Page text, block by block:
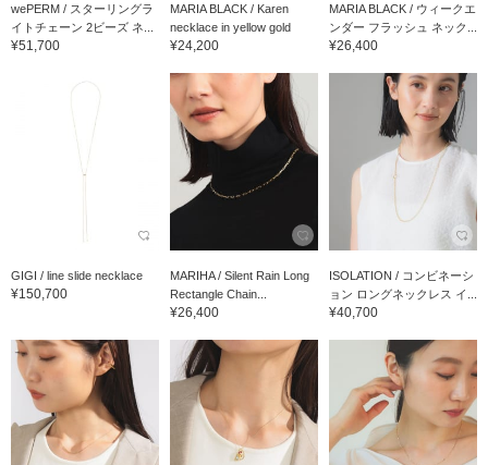
wePERM / スターリングラ
イトチェーン 2ビーズ ネ...
¥51,700
MARIA BLACK / Karen
necklace in yellow gold
¥24,200
MARIA BLACK / ウィークエ
ンダー フラッシュ ネック...
¥26,400
GIGI / line slide necklace
¥150,700
MARIHA / Silent Rain Long
Rectangle Chain...
¥26,400
ISOLATION / コンビネーシ
ョン ロングネックレス イ...
¥40,700